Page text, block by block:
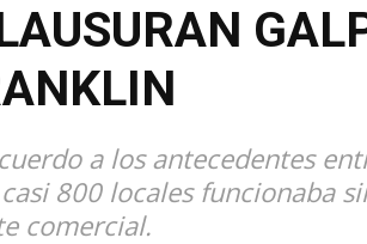
a los antecedentes
800 locales funcionaba
comercial.